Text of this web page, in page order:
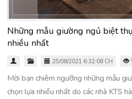
Những mẫu giường ngủ biệt
nhiều nhất
25/08/2021 6:32:08 CH
Mời bạn chiêm ngưỡng những mẫu
chọn lựa nhiều nhất do các nhà KTS